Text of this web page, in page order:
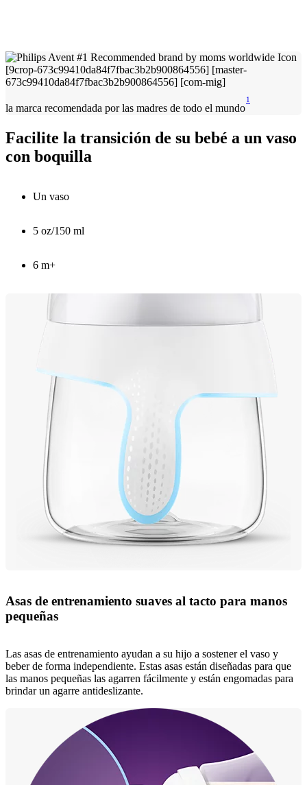
la marca recomendada por las madres de todo el mundo
1
Facilite la transición de su bebé a un vaso
con boquilla
Un vaso
5 oz/150 ml
6 m+
Asas de entrenamiento suaves al tacto para manos
pequeñas
Las asas de entrenamiento ayudan a su hijo a sostener el vaso y
beber de forma independiente. Estas asas están diseñadas para que
las manos pequeñas las agarren fácilmente y están engomadas para
brindar un agarre antideslizante.